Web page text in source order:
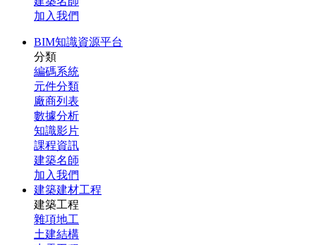
加入我們
BIM知識資源平台
分類
編碼系統
元件分類
廠商列表
數據分析
知識影片
課程資訊
建築名師
加入我們
建築建材工程
建築工程
雜項地工
土建結構